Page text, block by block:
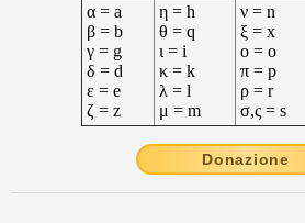
α = a
β = b
γ = g
δ = d
ε = e
ζ = z
η = h
θ = q
ι = i
κ = k
λ = l
μ = m
ν = n
ξ = x
ο = o
π = p
ρ = r
σ,ς = s
Donazione